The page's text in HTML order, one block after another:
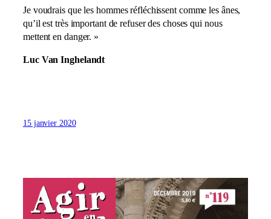
Je voudrais que les hommes réfléchissent comme les ânes,
qu’il est très important de refuser des choses qui nous
mettent en danger. »
Luc Van Inghelandt
15 janvier 2020